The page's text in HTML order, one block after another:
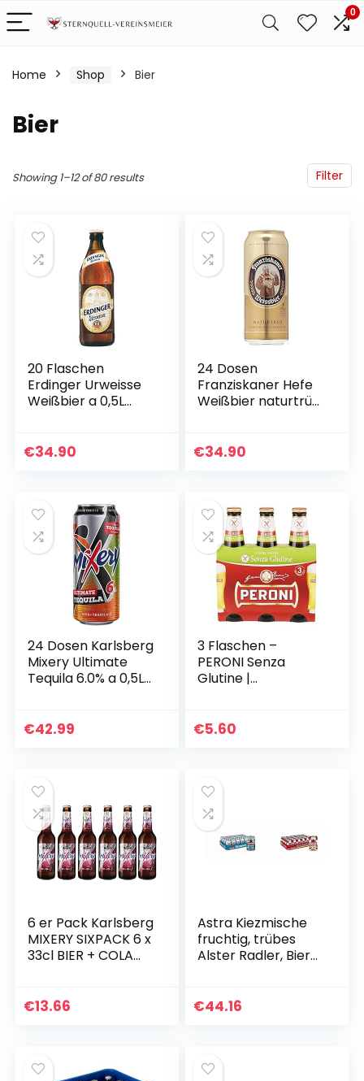
0
Home Shop Bier
Bier
Filter
Showing 1–12 of 80 results
20 Flaschen
Erdinger Urweisse
Weißbier a 0,5L
4,9% vol.
€34.90
24 Dosen
Franziskaner Hefe
Weißbier naturtrüb
Pfand
€34.90
24 Dosen Karlsberg
Mixery Ultimate
Tequila 6.0% a 0,5L
EINWEG
€42.99
3 Flaschen –
PERONI Senza
Glutine |
Liter; 4,7% Vol. |
€5.60
6 er Pack Karlsberg
MIXERY SIXPACK 6 x
33cl BIER + COLA
€13.66
Astra Kiezmische
fruchtig, trübes
Alster Radler, Bier
Rakete
€44.16